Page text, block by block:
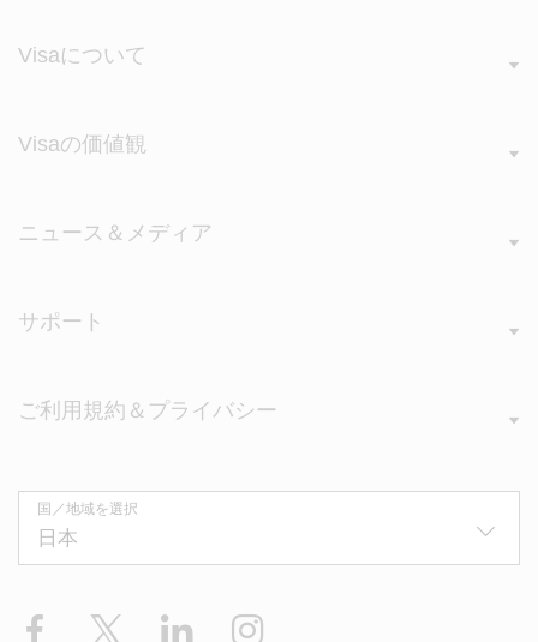
Visaについて
Visaの価値観
ニュース＆メディア
サポート
ご利用規約＆プライバシー
国／地域を選択
Facebook LinkedIn